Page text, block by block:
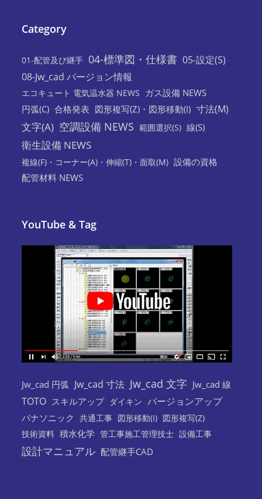
Category
01-配管及び継手 04-標準図・仕様書 05-設定(S)
08-Jw_cad バージョン情報
エコキュート 電気温水器 NEWS
ガス設備 NEWS
円弧(C) 合格発表 図形複写(Z)・図形移動(I) 寸法(M)
文字(A) 空調設備 NEWS 範囲選択(S) 線(S)
衛生設備 NEWS
複線(F)・コーナー(A)・伸縮(T)・面取(M) 設備の資格
配管材料 NEWS
YouTube & Tag
Jw_cad 円弧 Jw_cad 寸法 Jw_cad 文字 Jw_cad 線
TOTO スキルアップ ダイキン バージョンアップ
パナソニック 共通工事 図形移動(I) 図形複写(Z)
技術資料 積水化学 管工事施工管理技士 設備工事
設計マニュアル 配管継手CAD